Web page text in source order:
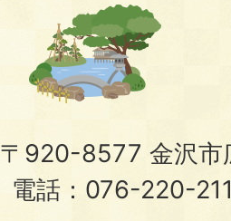
〒920-8577 金沢市
電話：076-220-